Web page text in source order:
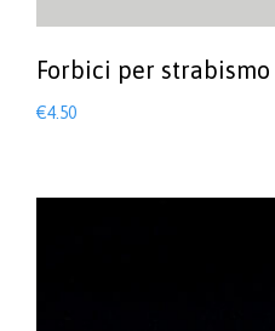
Forbici per
€4.50